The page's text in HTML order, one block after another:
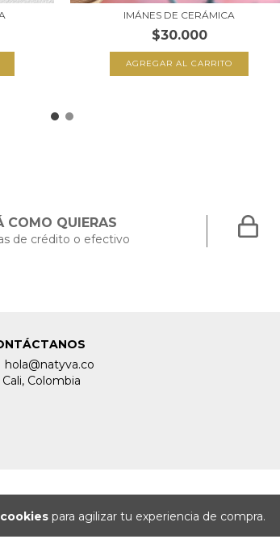
para agilizar tu experiencia de compra.
IMÁNES DE CERÁMICA
$30.000
AGREGAR AL CARRITO
COMO QUIERAS
de crédito o efectivo
hola@natyva.co
Cali, Colombia